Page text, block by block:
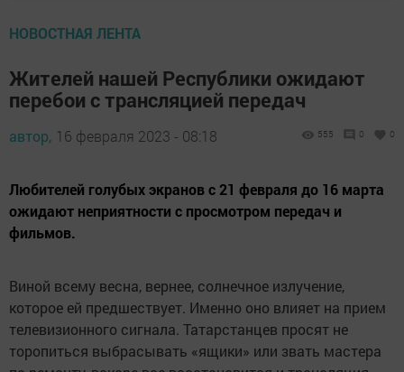
НОВОСТНАЯ ЛЕНТА
Жителей нашей Республики ожидают
перебои с трансляцией передач
автор, 16 февраля 2023 - 08:18 555 0 0
Любителей голубых экранов с 21 февраля до 16 марта
ожидают неприятности с просмотром передач и
фильмов.
Виной всему весна, вернее, солнечное излучение,
которое ей предшествует. Именно оно влияет на прием
телевизионного сигнала. Татарстанцев просят не
торопиться выбрасывать «ящики» или звать мастера